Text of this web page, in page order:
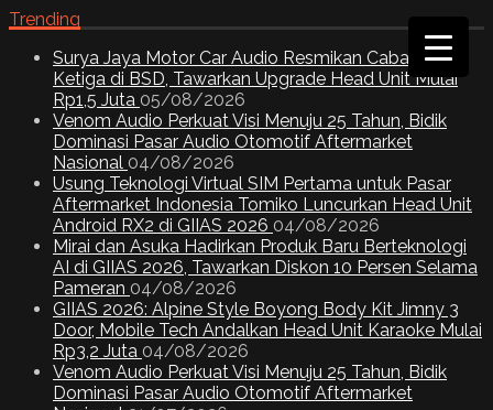
Trending
Surya Jaya Motor Car Audio Resmikan Cabang
Ketiga di BSD, Tawarkan Upgrade Head Unit Mulai
Rp1,5 Juta 05/08/2026
Venom Audio Perkuat Visi Menuju 25 Tahun, Bidik
Dominasi Pasar Audio Otomotif Aftermarket
Nasional 04/08/2026
Usung Teknologi Virtual SIM Pertama untuk Pasar
Aftermarket Indonesia Tomiko Luncurkan Head Unit
Android RX2 di GIIAS 2026 04/08/2026
Mirai dan Asuka Hadirkan Produk Baru Berteknologi
AI di GIIAS 2026, Tawarkan Diskon 10 Persen Selama
Pameran 04/08/2026
GIIAS 2026: Alpine Style Boyong Body Kit Jimny 3
Door, Mobile Tech Andalkan Head Unit Karaoke Mulai
Rp3,2 Juta 04/08/2026
Venom Audio Perkuat Visi Menuju 25 Tahun, Bidik
Dominasi Pasar Audio Otomotif Aftermarket